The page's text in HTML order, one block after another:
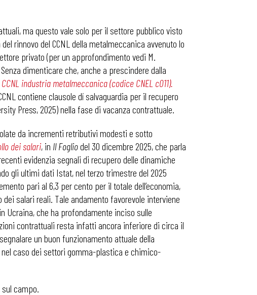
ma questo vale solo per il settore pubblico visto
rinnovo del CCNL della metalmeccanica avvenuto lo
privato (per un approfondimento vedi M.
dimenticare che, anche a prescindere dalla
CCNL industria metalmeccanica (codice CNEL c011).
contiene clausole dí salvaguardia per il recupero
Press, 2025) nella fase di vacanza contrattuale.
da incrementi retributivi modesti e sotto
dei salari, in Il Fogliodel 30 dicembre 2025, che parla
evidenzia segnali di recupero delle dinamiche
gli ultimi dati Istat, nel terzo trimestre del 2025
pari al 6,3 per cento per il totale dell’economia,
salari reali. Tale andamento favorevole interviene
Ucraina, che ha profondamente inciso sulle
contrattuali resta infatti ancora inferiore di circa il
un buon funzionamento attuale della
caso dei settori gomma-plastica e chimico-
campo.